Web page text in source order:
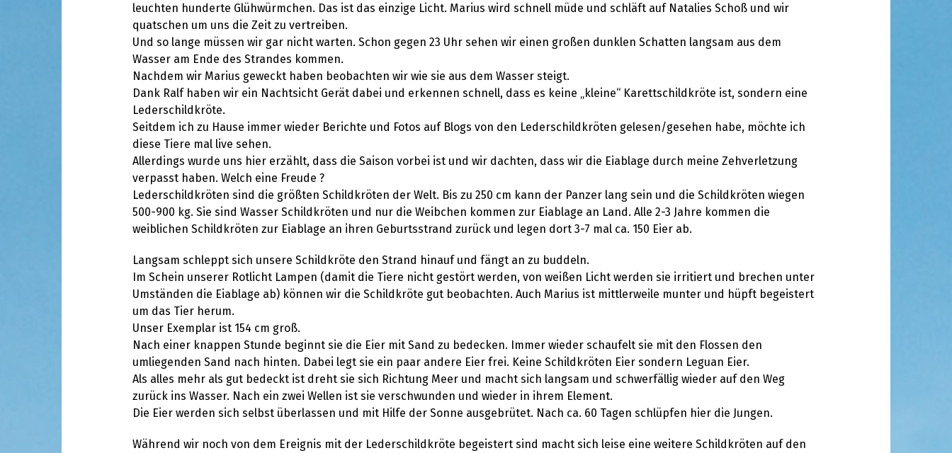
leuchten hunderte Glühwürmchen. Das ist das einzige Licht. Marius wird schnell müde und schläft auf Natalies Schoß und wir
quatschen um uns die Zeit zu vertreiben.
Und so lange müssen wir gar nicht warten. Schon gegen 23 Uhr sehen wir einen großen dunklen Schatten langsam aus dem
Wasser am Ende des Strandes kommen.
Nachdem wir Marius geweckt haben beobachten wir wie sie aus dem Wasser steigt.
Dank Ralf haben wir ein Nachtsicht Gerät dabei und erkennen schnell, dass es keine „kleine“ Karettschildkröte ist, sondern eine
Lederschildkröte.
Seitdem ich zu Hause immer wieder Berichte und Fotos auf Blogs von den Lederschildkröten gelesen/gesehen habe, möchte ich
diese Tiere mal live sehen.
Allerdings wurde uns hier erzählt, dass die Saison vorbei ist und wir dachten, dass wir die Eiablage durch meine Zehverletzung
verpasst haben. Welch eine Freude ?
Lederschildkröten sind die größten Schildkröten der Welt. Bis zu 250 cm kann der Panzer lang sein und die Schildkröten wiegen
500-900 kg. Sie sind Wasser Schildkröten und nur die Weibchen kommen zur Eiablage an Land. Alle 2-3 Jahre kommen die
weiblichen Schildkröten zur Eiablage an ihren Geburtsstrand zurück und legen dort 3-7 mal ca. 150 Eier ab.
Langsam schleppt sich unsere Schildkröte den Strand hinauf und fängt an zu buddeln.
Im Schein unserer Rotlicht Lampen (damit die Tiere nicht gestört werden, von weißen Licht werden sie irritiert und brechen unter
Umständen die Eiablage ab) können wir die Schildkröte gut beobachten. Auch Marius ist mittlerweile munter und hüpft begeistert
um das Tier herum.
Unser Exemplar ist 154 cm groß.
Nach einer knappen Stunde beginnt sie die Eier mit Sand zu bedecken. Immer wieder schaufelt sie mit den Flossen den
umliegenden Sand nach hinten. Dabei legt sie ein paar andere Eier frei. Keine Schildkröten Eier sondern Leguan Eier.
Als alles mehr als gut bedeckt ist dreht sie sich Richtung Meer und macht sich langsam und schwerfällig wieder auf den Weg
zurück ins Wasser. Nach ein zwei Wellen ist sie verschwunden und wieder in ihrem Element.
Die Eier werden sich selbst überlassen und mit Hilfe der Sonne ausgebrütet. Nach ca. 60 Tagen schlüpfen hier die Jungen.
Während wir noch von dem Ereignis mit der Lederschildkröte begeistert sind macht sich leise eine weitere Schildkröten auf den